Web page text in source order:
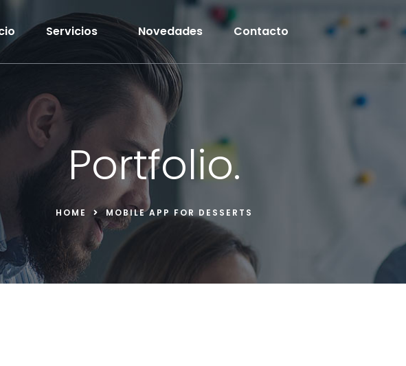
Servicios Novedades Contacto
Portfolio.
HOME MOBILE APP FOR DESSERTS